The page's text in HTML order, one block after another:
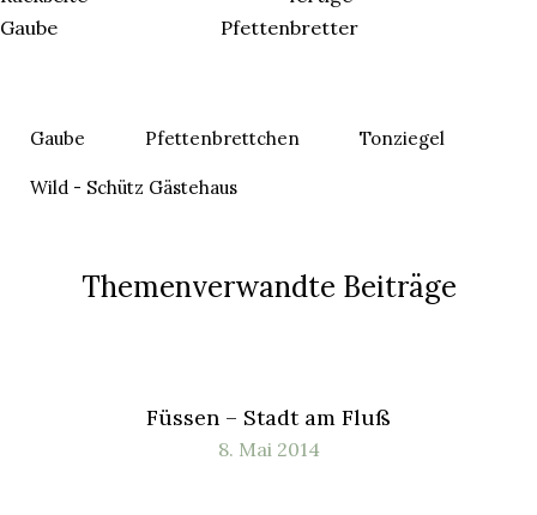
Gaube Pfettenbretter
Gaube Pfettenbrettchen Tonziegel
Wild - Schütz Gästehaus
Themenverwandte Beiträge
Füssen – Stadt am Fluß
8. Mai 2014